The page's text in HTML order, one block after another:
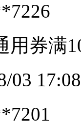
用券满
03